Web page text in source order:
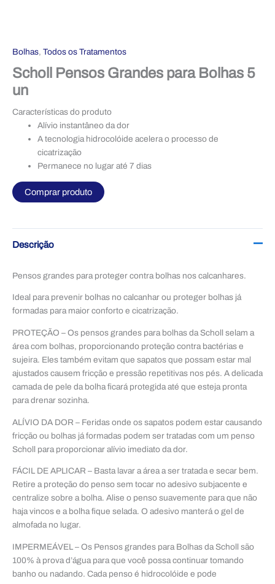
Bolhas, Todos os Tratamentos
Scholl Pensos Grandes para Bolhas 5
un
Características do produto
Alívio instantâneo da dor
A tecnologia hidrocolóide acelera o processo de
cicatrização
Permanece no lugar até 7 dias
Comprar produto
Descrição
Pensos grandes para proteger contra bolhas nos calcanhares.
Ideal para prevenir bolhas no calcanhar ou proteger bolhas já
formadas para maior conforto e cicatrização.
PROTEÇÃO – Os pensos grandes para bolhas da Scholl selam a
área com bolhas, proporcionando proteção contra bactérias e
sujeira. Eles também evitam que sapatos que possam estar mal
ajustados causem fricção e pressão repetitivas nos pés. A delicada
camada de pele da bolha ficará protegida até que esteja pronta
para drenar sozinha.
ALÍVIO DA DOR – Feridas onde os sapatos podem estar causando
fricção ou bolhas já formadas podem ser tratadas com um penso
Scholl para proporcionar alívio imediato da dor.
FÁCIL DE APLICAR – Basta lavar a área a ser tratada e secar bem.
Retire a proteção do penso sem tocar no adesivo subjacente e
centralize sobre a bolha. Alise o penso suavemente para que não
haja vincos e a bolha fique selada. O adesivo manterá o gel de
almofada no lugar.
IMPERMEÁVEL – Os Pensos grandes para Bolhas da Scholl são
100% à prova d’água para que você possa continuar tomando
banho ou nadando. Cada penso é hidrocolóide e pode